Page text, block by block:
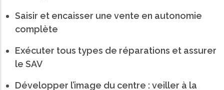
Saisir et encaisser une vente en autonomie
complète
Exécuter tous types de réparations et assurer
le SAV
Développer l’image du centre : veiller à la